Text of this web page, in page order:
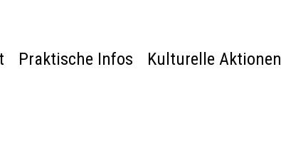
Praktische Infos Kulturelle Aktionen